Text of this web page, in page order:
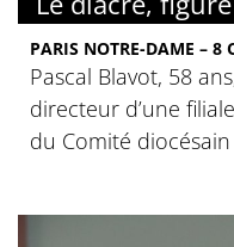
PARIS NOTRE-DAME – 8
Pascal Blavot, 58
directeur d’une
du Comité